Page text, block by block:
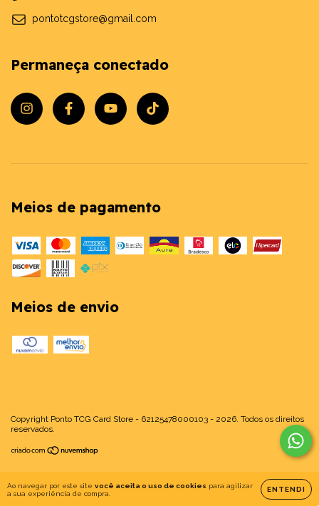
Ao navegar por este site você aceita o uso de cookies para agilizar
a sua experiência de compra.
ENTENDI
pontotcgstore@gmail.com
Permaneça conectado
Meios de pagamento
Meios de envio
Copyright Ponto TCG Card Store - 62125478000103 - 2026. Todos os direitos
reservados.